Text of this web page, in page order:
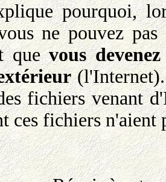
pourquoi,
ne pouvez
quevous
(l'Internet).
fichiers venant
ces fichiers n'aient